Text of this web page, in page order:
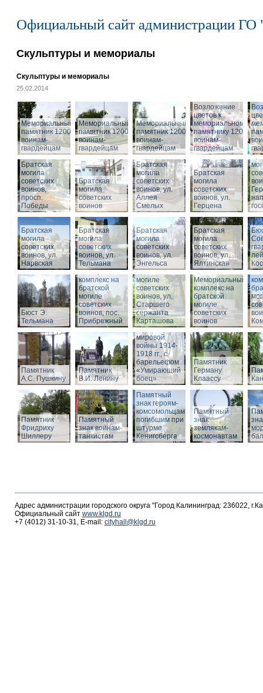
Официальный сайт администрации ГО
Скульптуры и мемориалы
Скульптуры и мемориалы
25.02.2014
Мемориальный
памятник 1200
воинам-
гвардейцам
Мемориальный
памятник 1200
воинам-
гвардейцам
Мемориальный
памятник 1200
воинам-
гвардейцам
Возложение
цветов к
мемориальному
памятнику 1200
воинам-
гвардейцам
Братская
могила
советских
воинов,
просп.
Победы
Братская
могила
советских
воинов
Братская
могила
советских
воинов, ул.
Аллея
Смелых
Братская
могила
советских
воинов, ул.
Герцена
Братская
могила
советских
воинов, ул.
Нарвская
Братская
могила
советских
воинов, ул.
Тельмана
Братская
могила
советских
воинов, ул.
Энгельса
Братская
могила
советских
воинов, ул.
Ялтинская
Бюст Э.
Тельмана
Мемориальный
комплекс на
братской
могиле
советских
воинов, пос.
Прибрежный
Мемориальный
комплекс на
братской
могиле
советских
воинов, ул.
Старшего
сержанта
Карташова
Мемориальный
комплекс на
братской
могиле
советских
воинов
Памятник
А.С. Пушкину
Памятник
В.И. Ленину
Памятник
воинам,
погибшим в
годы Первой
мировой
войны 1914-
1918 гг., с
барельефом
«Умирающий
боец»
Памятник
Герману
Клаассу
Памятник
Фридриху
Шиллеру
Памятный
знак воинам-
танкистам
Памятный
знак героям-
комсомольцам,
погибшим при
штурме
Кенигсберга
Памятный
знак
землякам-
космонавтам
Адрес администрации городского округа "Город Калининград: 236022,
Официальный сайт www.klgd.ru
+7 (4012) 31-10-31, E-mail: cityhall@klgd.ru